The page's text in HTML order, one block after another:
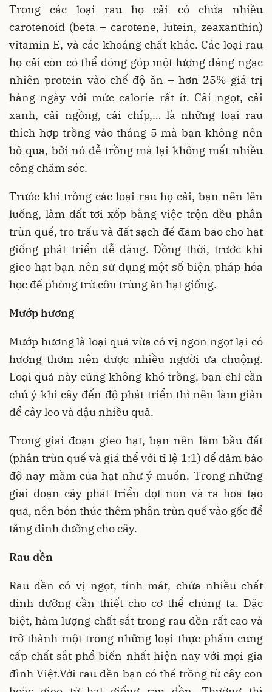
Trong các loại rau họ cải có chứa nhiều
carotenoid (beta – carotene, lutein, zeaxanthin)
vitamin E, và các khoáng chất khác. Các loại rau
họ cải còn có thể đóng góp một lượng đáng ngạc
nhiên protein vào chế độ ăn – hơn 25% giá trị
hàng ngày với mức calorie rất ít. Cải ngọt, cải
xanh, cải ngồng, cải chíp,… là những loại rau
thích hợp trồng vào tháng 5 mà bạn không nên
bỏ qua, bởi nó dễ trồng mà lại không mất nhiều
công chăm sóc.
Trước khi trồng các loại rau họ cải, bạn nên lên
luống, làm đất tơi xốp bằng việc trộn đều phân
trùn quế, tro trấu và đất sạch để đảm bảo cho hạt
giống phát triển dễ dàng. Đồng thời, trước khi
gieo hạt bạn nên sử dụng một số biện pháp hóa
học để phòng trừ côn trùng ăn hạt giống.
Mướp hương
Mướp hương là loại quả vừa có vị ngon ngọt lại có
hương thơm nên được nhiều người ưa chuộng.
Loại quả này cũng không khó trồng, bạn chỉ cần
chú ý khi cây đến độ phát triển thì nên làm giàn
để cây leo và đậu nhiều quả.
Trong giai đoạn gieo hạt, bạn nên làm bầu đất
(phân trùn quế và giá thể với tỉ lệ 1:1) để đảm bảo
độ nảy mầm của hạt như ý muốn. Trong những
giai đoạn cây phát triển đọt non và ra hoa tạo
quả, nên bón thúc thêm phân trùn quế vào gốc để
tăng dinh dưỡng cho cây.
Rau dền
Rau dền có vị ngọt, tính mát, chứa nhiều chất
dinh dưỡng cần thiết cho cơ thể chúng ta. Đặc
biệt, hàm lượng chất sắt trong rau dền rất cao và
trở thành một trong những loại thực phẩm cung
cấp chất sắt phổ biến nhất hiện nay với mọi gia
đình Việt.Với rau dền bạn có thể trồng từ cây con